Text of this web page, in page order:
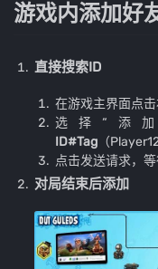
游戏内添加好
直接搜索ID
在游戏主界面点击
选择“添
ID#Tag （
点击发送请求，
对局结束后添加